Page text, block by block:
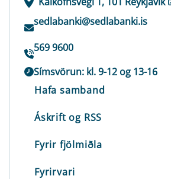
sedlabanki@sedlabanki.is
569 9600
Símsvörun: kl. 9-12 og 13-16
Hafa samband
Áskrift og RSS
Fyrir fjölmiðla
Fyrirvari